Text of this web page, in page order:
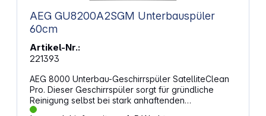
AEG GU8200A2SGM Unterbauspüler
60cm
Artikel-Nr.:
221393
AEG 8000 Unterbau-Geschirrspüler SatelliteClean
Pro. Dieser Geschirrspüler sorgt für gründliche
Reinigung selbst bei stark anhaftenden
Speiseresten. Durch ein ausgeklügeltes